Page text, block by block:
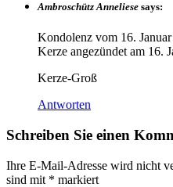
Ambroschütz Anneliese says:
Kondolenz vom 16.
Kerze angezündet am 16.
Kerze-Groß
Antworten
Schreiben Sie einen
Ihre E-Mail-Adresse wird nicht
sind mit * markiert